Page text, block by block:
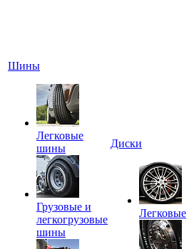
Шины
Легковые
шины
Грузовые и
легкогрузовые
шины
Диски
Легковые